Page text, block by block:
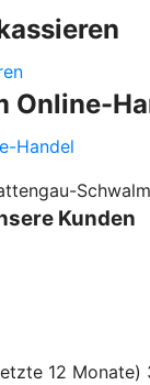
Online-
Handel
Kunden
12 Monate)